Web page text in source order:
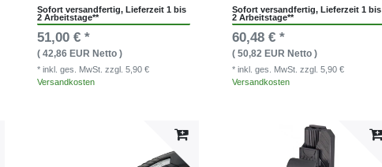
Sofort versandfertig, Lieferzeit 1 bis
2 Arbeitstage**
51,00 € *
( 42,86 EUR Netto )
* inkl. ges. MwSt. zzgl. 5,90 €
Versandkosten
Sofort versandfertig, Lieferzeit 1 bis
2 Arbeitstage**
60,48 € *
( 50,82 EUR Netto )
* inkl. ges. MwSt. zzgl. 5,90 €
Versandkosten